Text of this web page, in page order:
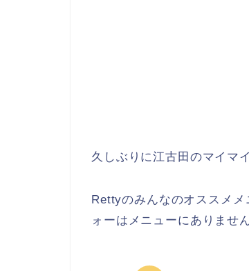
久しぶりに江古田のマイマ
Rettyのみんなのオススメ
ォーはメニューにありませ